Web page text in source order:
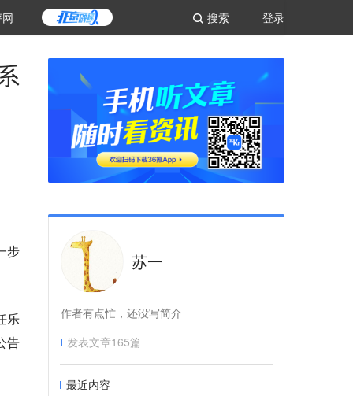
登录
搜索
步
乐
告
苏一
作者有点忙，还没写简介
发表文章165篇
最近内容